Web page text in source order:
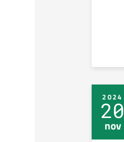
2024
20
nov